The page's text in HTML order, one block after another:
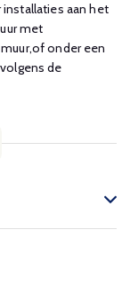
aan het
met
onder een
de